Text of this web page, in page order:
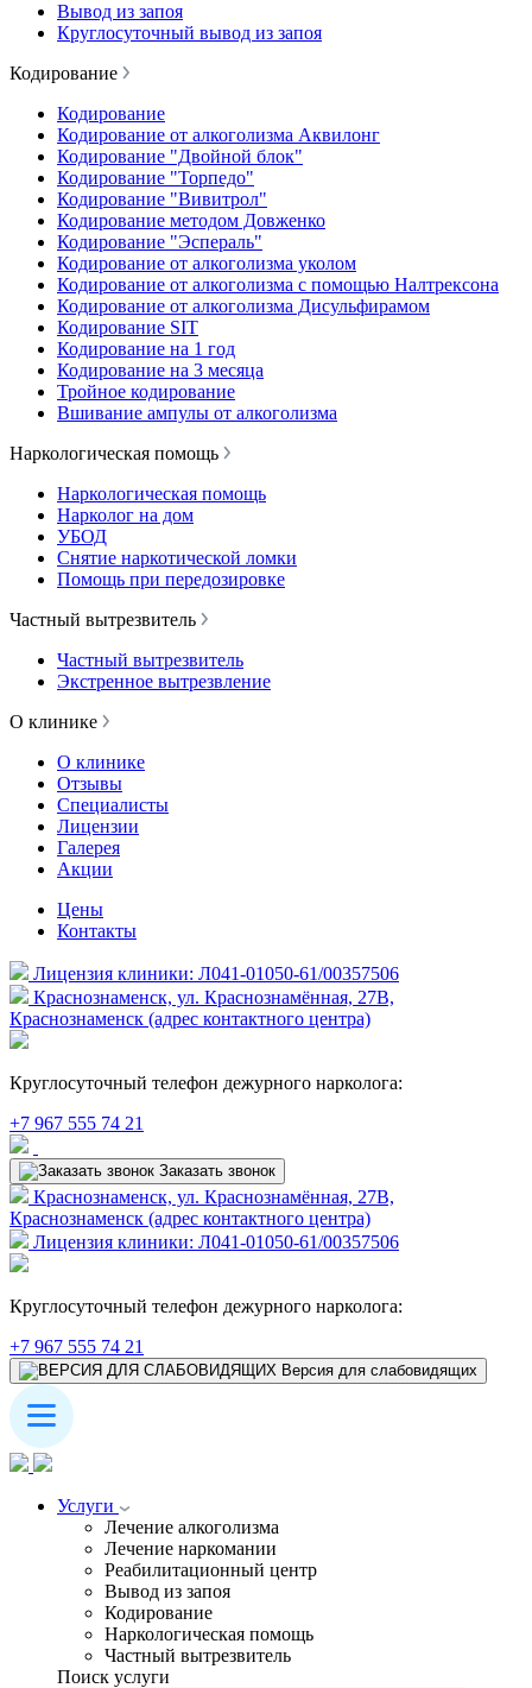
Вывод из запоя
Круглосуточный вывод из запоя
Кодирование
Кодирование
Кодирование от алкоголизма Аквилонг
Кодирование "Двойной блок"
Кодирование "Торпедо"
Кодирование "Вивитрол"
Кодирование методом Довженко
Кодирование "Эспераль"
Кодирование от алкоголизма уколом
Кодирование от алкоголизма с помощью Налтрексона
Кодирование от алкоголизма Дисульфирамом
Кодирование SIT
Кодирование на 1 год
Кодирование на 3 месяца
Тройное кодирование
Вшивание ампулы от алкоголизма
Наркологическая помощь
Наркологическая помощь
Нарколог на дом
УБОД
Снятие наркотической ломки
Помощь при передозировке
Частный вытрезвитель
Частный вытрезвитель
Экстренное вытрезвление
О клинике
О клинике
Отзывы
Специалисты
Лицензии
Галерея
Акции
Цены
Контакты
Лицензия клиники: Л041-01050-61/00357506
Краснознаменск, ул. Краснознамённая, 27В,
Краснознаменск (адрес контактного центра)
Круглосуточный телефон дежурного нарколога:
+7 967 555 74 21
Заказать звонок
Краснознаменск, ул. Краснознамённая, 27В,
Краснознаменск (адрес контактного центра)
Лицензия клиники: Л041-01050-61/00357506
Круглосуточный телефон дежурного нарколога:
+7 967 555 74 21
Версия для слабовидящих
Услуги
Лечение алкоголизма
Лечение наркомании
Реабилитационный центр
Вывод из запоя
Кодирование
Наркологическая помощь
Частный вытрезвитель
Поиск услуги